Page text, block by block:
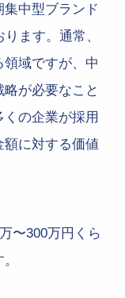
中型ブランド
ります。通常、
域ですが、中
が必要なこと
の企業が採用
額に対する価値
〜300万円くら